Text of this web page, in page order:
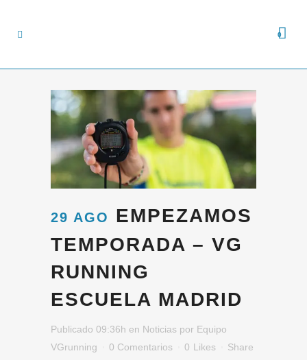
0
29 AGO
EMPEZAMOS
TEMPORADA – VG
RUNNING
ESCUELA MADRID
Publicado 09:36h en Noticias por Equipo
VGrunning
0 Comentarios 0 Likes Share